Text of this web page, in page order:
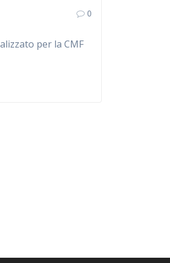
0
per la CMF